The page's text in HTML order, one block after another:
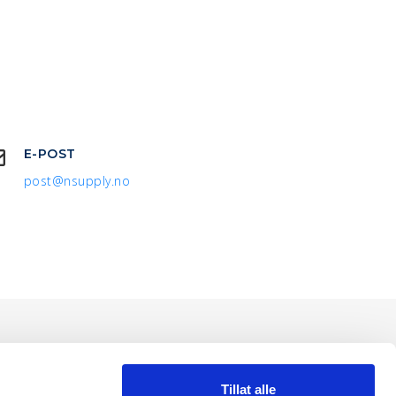
Tillat alle
E-POST
post@nsupply.no